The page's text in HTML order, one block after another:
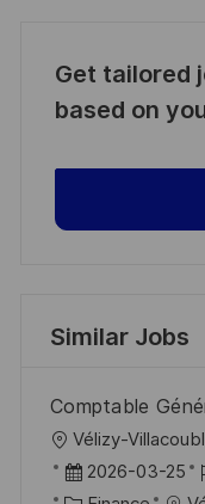
Get tailored
based on
Similar Jobs
Comptable
L
o
Vélizy-
P 2026-03-25